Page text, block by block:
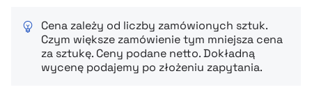
Cena zależy od liczby zamówionych sztuk.
Czym większe zamówienie tym mniejsza cena
za sztukę. Ceny podane netto. Dokładną
wycenę podajemy po złożeniu zapytania.